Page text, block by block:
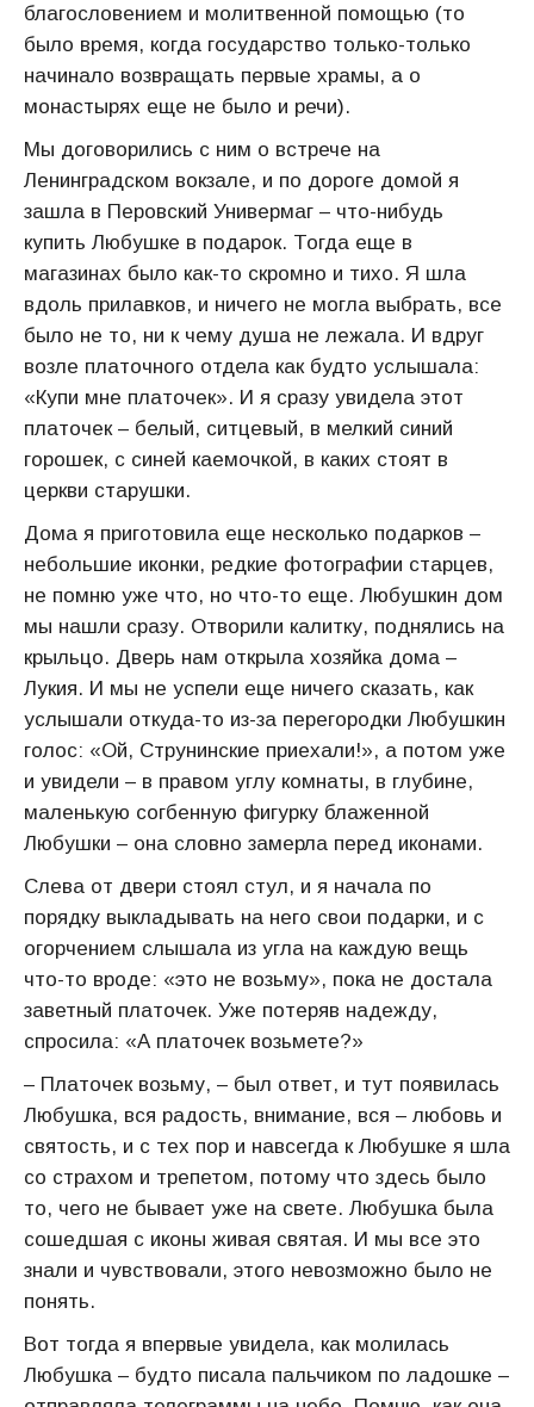
благословением и молитвенной помощью (то
было время, когда государство только-только
начинало возвращать первые храмы, а о
монастырях еще не было и речи).
Мы договорились с ним о встрече на
Ленинградском вокзале, и по дороге домой я
зашла в Перовский Универмаг – что-нибудь
купить Любушке в подарок. Тогда еще в
магазинах было как-то скромно и тихо. Я шла
вдоль прилавков, и ничего не могла выбрать, все
было не то, ни к чему душа не лежала. И вдруг
возле платочного отдела как будто услышала:
«Купи мне платочек». И я сразу увидела этот
платочек – белый, ситцевый, в мелкий синий
горошек, с синей каемочкой, в каких стоят в
церкви старушки.
Дома я приготовила еще несколько подарков –
небольшие иконки, редкие фотографии старцев,
не помню уже что, но что-то еще. Любушкин дом
мы нашли сразу. Отворили калитку, поднялись на
крыльцо. Дверь нам открыла хозяйка дома –
Лукия. И мы не успели еще ничего сказать, как
услышали откуда-то из-за перегородки Любушкин
голос: «Ой, Струнинские приехали!», а потом уже
и увидели – в правом углу комнаты, в глубине,
маленькую согбенную фигурку блаженной
Любушки – она словно замерла перед иконами.
Слева от двери стоял стул, и я начала по
порядку выкладывать на него свои подарки, и с
огорчением слышала из угла на каждую вещь
что-то вроде: «это не возьму», пока не достала
заветный платочек. Уже потеряв надежду,
спросила: «А платочек возьмете?»
– Платочек возьму, – был ответ, и тут появилась
Любушка, вся радость, внимание, вся – любовь и
святость, и с тех пор и навсегда к Любушке я шла
со страхом и трепетом, потому что здесь было
то, чего не бывает уже на свете. Любушка была
сошедшая с иконы живая святая. И мы все это
знали и чувствовали, этого невозможно было не
понять.
Вот тогда я впервые увидела, как молилась
Любушка – будто писала пальчиком по ладошке –